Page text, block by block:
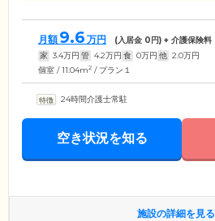
月額 9.6 万円 (入居金 0円) + 介護保険料
家 3.4万円 管 4.2万円 食 0万円 他 2.0万円
個室 / 11.04m2 / プラン１
24時間介護士常駐
空き状況を知る
施設の詳細を見る